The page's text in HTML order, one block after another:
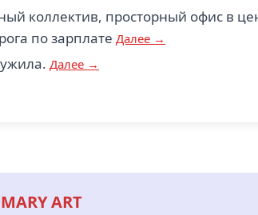
коллектив, просторный офис в
по зарплате Далее →
Далее →
ART